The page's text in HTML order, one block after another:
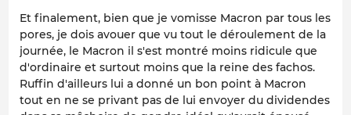
Et finalement, bien que je vomisse Macron par tous les
pores, je dois avouer que vu tout le déroulement de la
journée, le Macron il s'est montré moins ridicule que
d'ordinaire et surtout moins que la reine des fachos.
Ruffin d'ailleurs lui a donné un bon point à Macron
tout en ne se privant pas de lui envoyer du dividendes